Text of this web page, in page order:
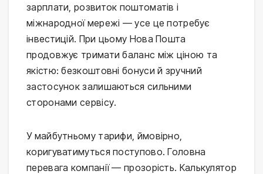
зарплати, розвиток поштоматів і
міжнародної мережі — усе це потребує
інвестицій. При цьому Нова Пошта
продовжує тримати баланс між ціною та
якістю: безкоштовні бонуси й зручний
застосунок залишаються сильними
сторонами сервісу.
У майбутньому тарифи, ймовірно,
коригуватимуться поступово. Головна
перевага компанії — прозорість. Калькулятор